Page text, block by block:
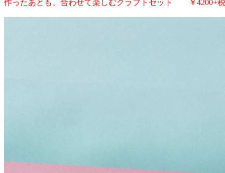
作ったあとも、合わせて楽しむクラフトセット ￥4200+税